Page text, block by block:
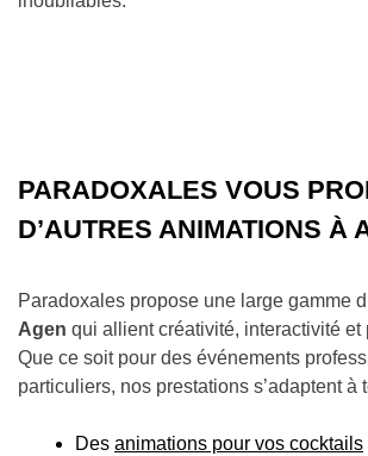
PARADOXALES VOUS
D’AUTRES ANIMATIONS À
Paradoxales propose une large gamme
Agen qui allient créativité, interactivité et
Que ce soit pour des événements
particuliers, nos prestations s’adaptent à
Des animations pour vos cocktails